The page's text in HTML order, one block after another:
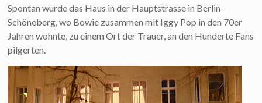
Spontan wurde das Haus in der Hauptstrasse in Berlin-
Schöneberg, wo Bowie zusammen mit Iggy Pop in den 70er
Jahren wohnte, zu einem Ort der Trauer, an den Hunderte Fans
pilgerten.